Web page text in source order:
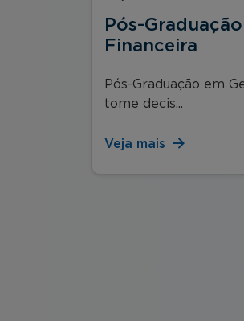
Pós-
Financeira
Pós-Graduação em
tome decis...
Veja mais